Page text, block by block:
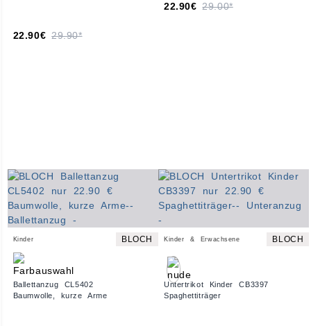
22.90€ 29.90*
22.90€ 29.00*
Kinder BLOCH
Ballettanzug CL5402
Baumwolle, kurze Arme
Kinder & Erwachsene BLOCH
Untertrikot Kinder CB3397
Spaghettiträger